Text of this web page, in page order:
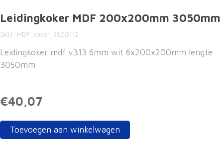
Leidingkoker MDF 200x200mm 3050mm
SKU MDF_koker_3500112
Leidingkoker mdf v313 6mm wit 6x200x200mm lengte
3050mm
€40,07
Toevoegen aan winkelwagen